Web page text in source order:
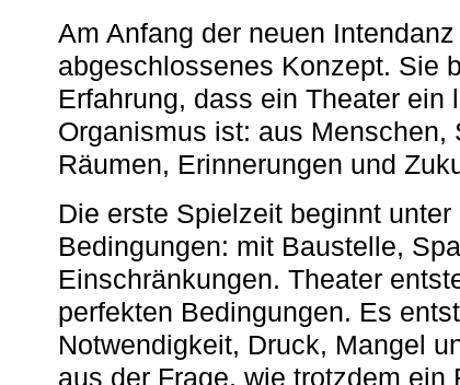
Am Anfang der neuen
abgeschlossenes Konzept. Sie
Erfahrung, dass ein Theater ein
Organismus ist: aus Menschen,
Räumen, Erinnerungen und
Die erste Spielzeit beginnt unter
Bedingungen: mit Baustelle,
Einschränkungen. Theater
perfekten Bedingungen. Es
Notwendigkeit, Druck, Mangel
aus der Frage, wie trotzdem ein